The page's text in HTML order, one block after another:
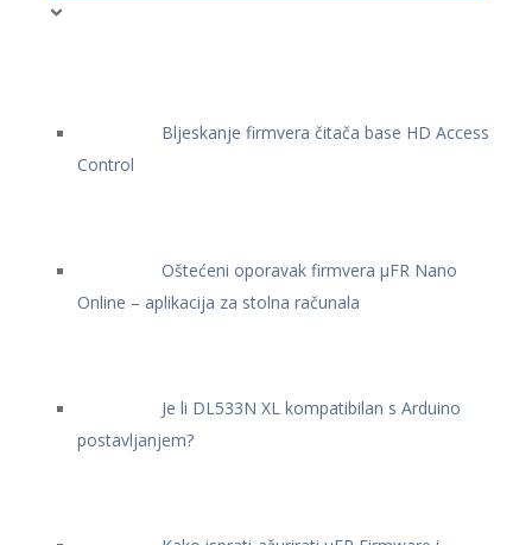
Bljeskanje firmvera čitača base HD Access
Control
Oštećeni oporavak firmvera μFR Nano
Online – aplikacija za stolna računala
Je li DL533N XL kompatibilan s Arduino
postavljanjem?